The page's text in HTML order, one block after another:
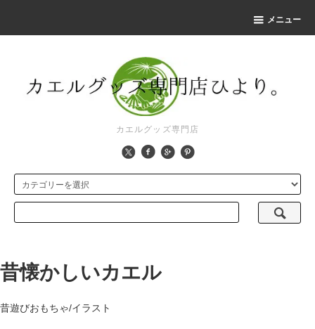
メニュー
カエルグッズ専門店
昔懐かしいカエル
昔遊びおもちゃ/イラスト